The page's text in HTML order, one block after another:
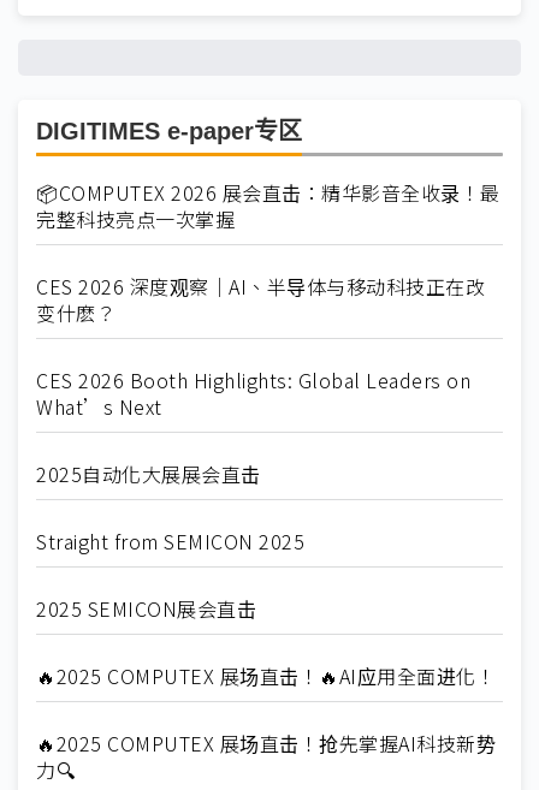
DIGITIMES e-paper专区
📦COMPUTEX 2026 展会直击：精华影音全收录！最
完整科技亮点一次掌握
CES 2026 深度观察｜AI、半导体与移动科技正在改
变什麽？
CES 2026 Booth Highlights: Global Leaders on
What’s Next
2025自动化大展展会直击
Straight from SEMICON 2025
2025 SEMICON展会直击
🔥2025 COMPUTEX 展场直击！🔥AI应用全面进化！
🔥2025 COMPUTEX 展场直击！抢先掌握AI科技新势
力🔍